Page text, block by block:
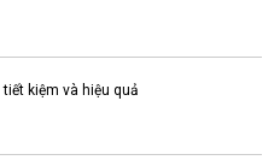
kiệm và hiệu quả